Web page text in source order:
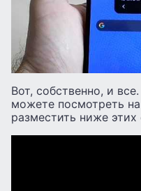
Вот, собственно, и
можете посмотреть
разместить ниже